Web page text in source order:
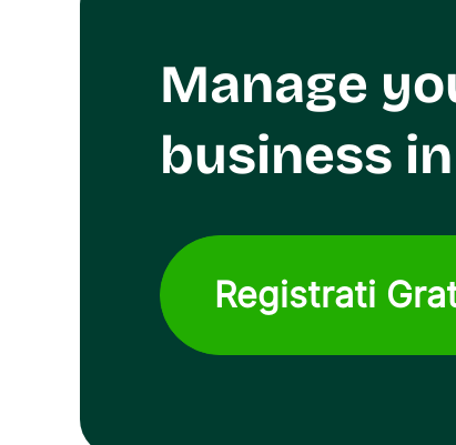
Manage
business
Registrati